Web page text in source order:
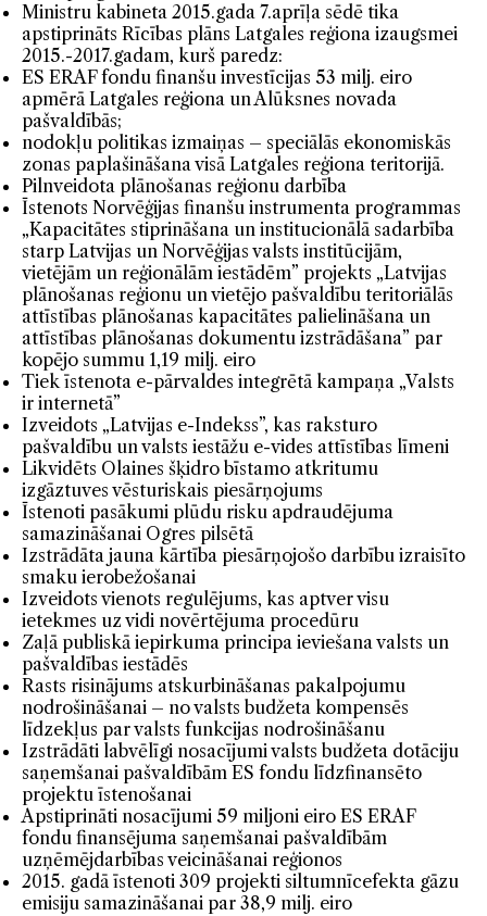
Ministru kabineta 2015.gada 7.aprīļa sēdē tika
apstiprināts Rīcības plāns Latgales reģiona izaugsmei
2015.-2017.gadam, kurš paredz:
ES ERAF fondu finanšu investīcijas 53 milj. eiro
apmērā Latgales reģiona un Alūksnes novada
pašvaldībās;
nodokļu politikas izmaiņas – speciālās ekonomiskās
zonas paplašināšana visā Latgales reģiona teritorijā.
Pilnveidota plānošanas reģionu darbība
Īstenots Norvēģijas finanšu instrumenta programmas
„Kapacitātes stiprināšana un institucionālā sadarbība
starp Latvijas un Norvēģijas valsts institūcijām,
vietējām un reģionālām iestādēm” projekts „Latvijas
plānošanas reģionu un vietējo pašvaldību teritoriālās
attīstības plānošanas kapacitātes palielināšana un
attīstības plānošanas dokumentu izstrādāšana” par
kopējo summu 1,19 milj. eiro
Tiek īstenota e-pārvaldes integrētā kampaņa „Valsts
ir internetā”
Izveidots „Latvijas e-Indekss”, kas raksturo
pašvaldību un valsts iestāžu e-vides attīstības līmeni
Likvidēts Olaines šķidro bīstamo atkritumu
izgāztuves vēsturiskais piesārņojums
Īstenoti pasākumi plūdu risku apdraudējuma
samazināšanai Ogres pilsētā
Izstrādāta jauna kārtība piesārņojošo darbību izraisīto
smaku ierobežošanai
Izveidots vienots regulējums, kas aptver visu
ietekmes uz vidi novērtējuma procedūru
Zaļā publiskā iepirkuma principa ieviešana valsts un
pašvaldības iestādēs
Rasts risinājums atskurbināšanas pakalpojumu
nodrošināšanai – no valsts budžeta kompensēs
līdzekļus par valsts funkcijas nodrošināšanu
Izstrādāti labvēlīgi nosacījumi valsts budžeta dotāciju
saņemšanai pašvaldībām ES fondu līdzfinansēto
projektu īstenošanai
Apstiprināti nosacījumi 59 miljoni eiro ES ERAF
fondu finansējuma saņemšanai pašvaldībām
uzņēmējdarbības veicināšanai reģionos
2015. gadā īstenoti 309 projekti siltumnīcefekta gāzu
emisiju samazināšanai par 38,9 milj. eiro